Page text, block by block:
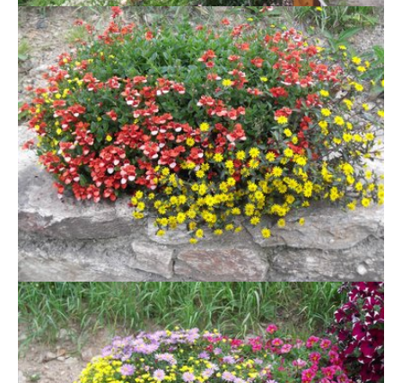
Show larger version
Show larger version